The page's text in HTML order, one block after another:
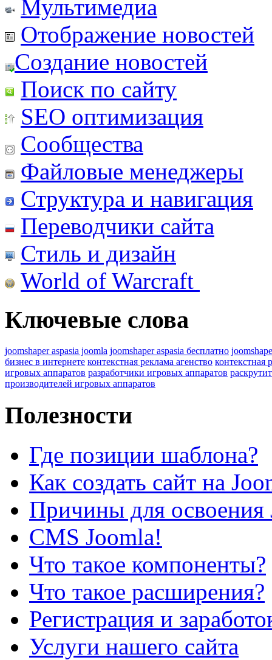
Мультимедиа
Отображение новостей
Создание новостей
Поиск по сайту
SEO оптимизация
Сообщества
Файловые менеджеры
Структура и навигация
Переводчики сайта
Стиль и дизайн
World of Warcraft
Ключевые слова
joomshaper aspasia joomla joomshaper aspasia бесплатно
бизнес в интернете контекстная реклама агенство контекстная
игровых аппаратов разработчики игровых аппаратов
производителей игровых аппаратов
Полезности
Где позиции шаблона?
Как создать сайт на
Причины для освоения
CMS Joomla!
Что такое компоненты?
Что такое расширения?
Регистрация и
Услуги нашего сайта